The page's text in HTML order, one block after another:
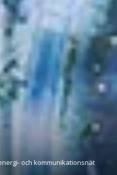
och kommunikationsnät